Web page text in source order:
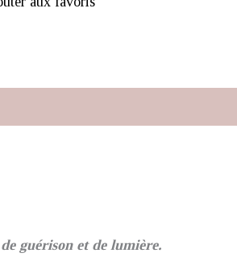
guérison et de lumière.